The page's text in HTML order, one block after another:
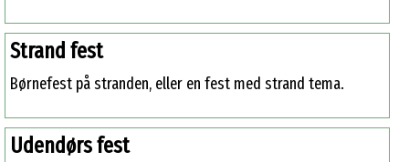
Strand fest
Børnefest på stranden, eller en fest med strand tema.
Udendørs fest